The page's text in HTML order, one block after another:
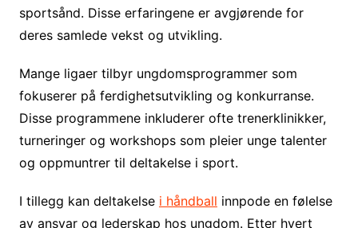
sportsånd. Disse erfaringene er avgjørende for
deres samlede vekst og utvikling.
Mange ligaer tilbyr ungdomsprogrammer som
fokuserer på ferdighetsutvikling og konkurranse.
Disse programmene inkluderer ofte trenerklinikker,
turneringer og workshops som pleier unge talenter
og oppmuntrer til deltakelse i sport.
I tillegg kan deltakelse i håndball innpode en følelse
av ansvar og lederskap hos ungdom. Etter hvert